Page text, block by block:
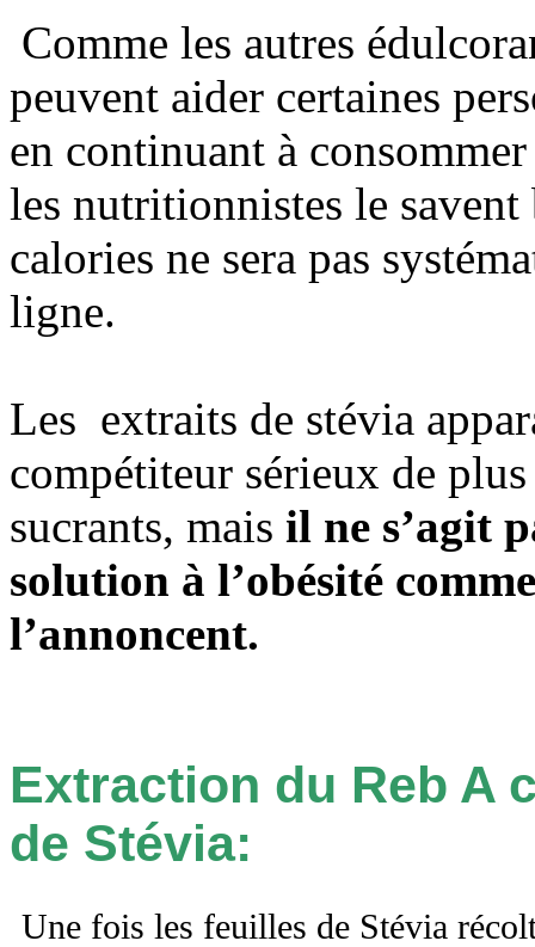
Comme les autres
peuvent aider certaines
en continuant à
les nutritionnistes le
calories ne sera pas
ligne.
Les extraits de stévia
compétiteur sérieux de
sucrants, mais il ne s’agit
solution à l’obésité
l’annoncent.
Extraction du Reb A
de Stévia:
Une fois les feuilles de Stévia